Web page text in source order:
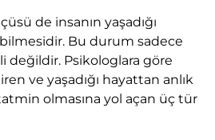
de insanın yaşadığı
Bu durum sadece
değildir. Psikologlara göre
ve yaşadığı hayattan anlık
olmasına yol açan üç tür